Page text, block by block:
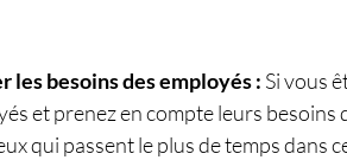
les besoins des employés : Si vous
et prenez en compte leurs besoins
qui passent le plus de temps dans